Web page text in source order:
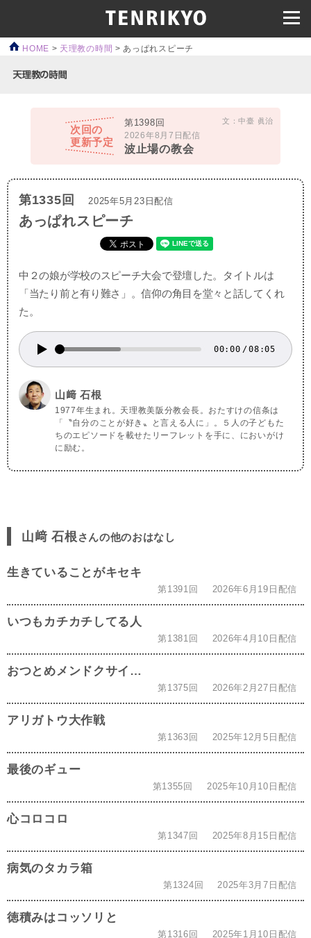
HOME > 天理教の時間 > あっぱれスピーチ
次回の
更新予定
第1398回
2026年8月7日配信
波止場の教会
文：中臺 眞治
第1335回 2025年5月23日配信
あっぱれスピーチ
中２の娘が学校のスピーチ大会で登壇した。タイトルは
「当たり前と有り難さ」。信仰の角目を堂々と話してくれ
た。
00:00 /08:05
山﨑 石根
1977年生まれ。天理教美阪分教会長。おたすけの信条は
「〝自分のことが好き〟と言える人に」。５人の子どもた
ちのエピソードを載せたリーフレットを手に、においがけ
に励む。
山﨑 石根 さんの他のおはなし
生きていることがキセキ
第1391回 2026年6月19日配信
いつもカチカチしてる人
第1381回 2026年4月10日配信
おつとめメンドクサイ…
第1375回 2026年2月27日配信
アリガトウ大作戦
第1363回 2025年12月5日配信
最後のギュー
第1355回 2025年10月10日配信
心コロコロ
第1347回 2025年8月15日配信
病気のタカラ箱
第1324回 2025年3月7日配信
徳積みはコッソリと
第1316回 2025年1月10日配信